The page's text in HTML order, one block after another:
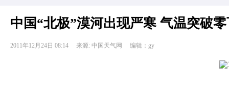
中国“北极”漠河出现严寒 气温突破
2011年12月24日 08:14 来源: 中国天气网 编辑：gy